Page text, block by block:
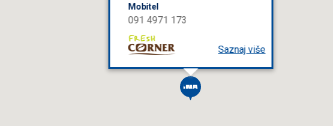
Mobitel
091 4971 173
Saznaj više